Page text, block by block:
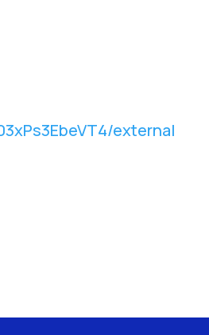
external